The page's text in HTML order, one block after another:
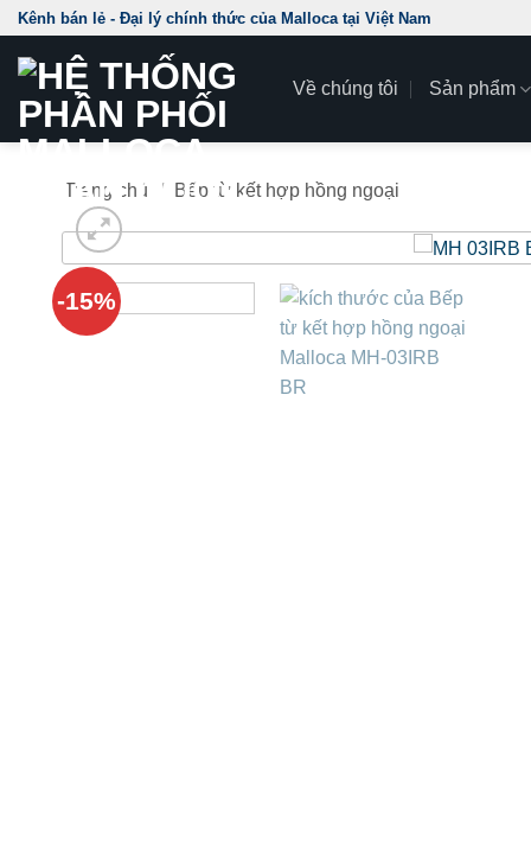
Skip
content
Kênh bán lẻ - Đại lý chính thức của Malloca tại Việt Nam
Về chúng tôi Sản phẩm
Trang chủ / Bếp từ kết hợp hồng ngoại
-15%